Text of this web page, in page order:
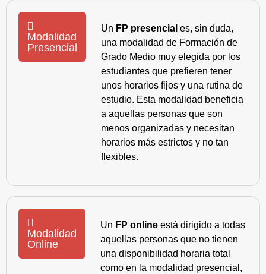
Modalidad
Presencial
Un FP presencial es, sin duda,
una modalidad de Formación de
Grado Medio muy elegida por los
estudiantes que prefieren tener
unos horarios fijos y una rutina de
estudio. Esta modalidad beneficia
a aquellas personas que son
menos organizadas y necesitan
horarios más estrictos y no tan
flexibles.
Modalidad
Online
Un FP online está dirigido a todas
aquellas personas que no tienen
una disponibilidad horaria total
como en la modalidad presencial,